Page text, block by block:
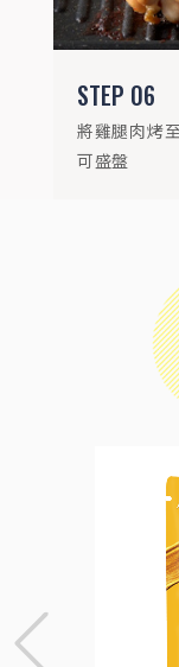
STEP 06
將雞腿肉烤
可盛盤